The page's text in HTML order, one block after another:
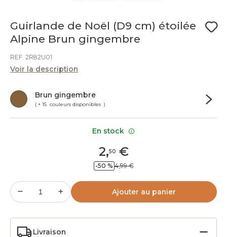
Guirlande de Noël (D9 cm) étoilée
Alpine Brun gingembre
REF. 2R82U01
Voir la description
Brun gingembre
( + 15 couleurs disponibles )
2,50€
-50 % 4,99 €
Ajouter au panier
Livraison